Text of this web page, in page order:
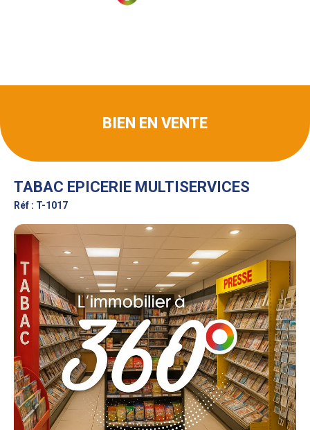
BIEN EN VENTE
TABAC EPICERIE MULTISERVICES
Réf : T-1017